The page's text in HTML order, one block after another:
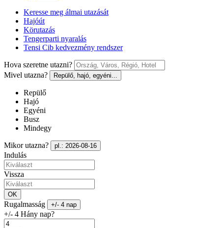
Keresse meg álmai utazását
Hajóút
Körutazás
Tengerparti nyaralás
Tensi Cib kedvezmény rendszer
Hova szeretne utazni?
Mivel utazna?
Repülő, hajó, egyéni...
Repülő
Hajó
Egyéni
Busz
Mindegy
Mikor utazna? pl.: 2026-08-16
Indulás
Vissza
OK
Rugalmasság +/- 4 nap
+/- 4 Hány nap?